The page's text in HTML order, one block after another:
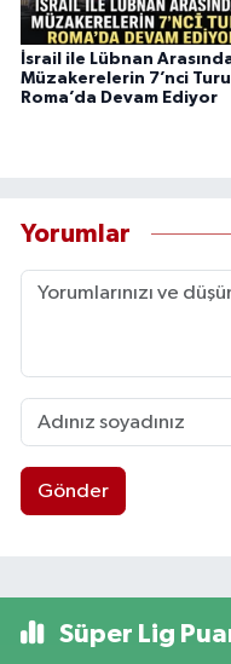
İsrail ile Lübnan
Müzakerelerin 7’nci Turu
Roma’da Devam Ediyor
Yorumlar
Gönder
Süper Lig